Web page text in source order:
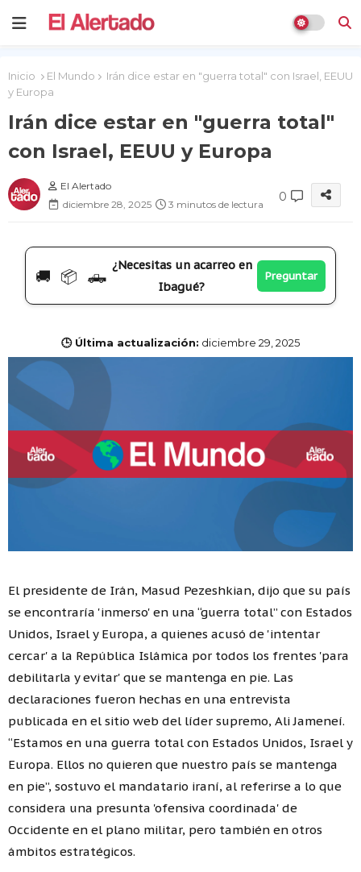
Inicio El Mundo
Irán dice estar en "guerra total" con Israel, EEUU
y Europa
Irán dice estar en "guerra total"
con Israel, EEUU y Europa
El Alertado
diciembre 28, 2025
3 minutos de lectura
0
🚚 📦 🛻
¿Necesitas un acarreo en
Ibagué?
Preguntar
🕒 Última actualización: diciembre 29, 2025
El presidente de Irán, Masud Pezeshkian, dijo que su país
se encontraría 'inmerso' en una “guerra total” con Estados
Unidos, Israel y Europa, a quienes acusó de 'intentar
cercar' a la República Islámica por todos los frentes 'para
debilitarla y evitar' que se mantenga en pie. Las
declaraciones fueron hechas en una entrevista
publicada en el sitio web del líder supremo, Ali Jameneí.
“Estamos en una guerra total con Estados Unidos, Israel y
Europa. Ellos no quieren que nuestro país se mantenga
en pie”, sostuvo el mandatario iraní, al referirse a lo que
considera una presunta 'ofensiva coordinada' de
Occidente en el plano militar, pero también en otros
ámbitos estratégicos.